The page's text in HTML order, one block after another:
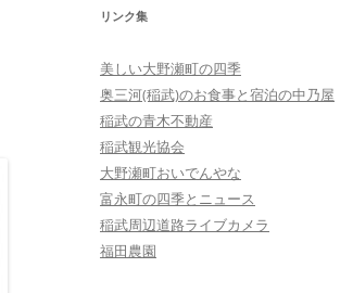
リンク集
美しい大野瀬町の四季
奥三河(稲武)のお食事と宿泊の中乃屋
稲武の青木不動産
稲武観光協会
大野瀬町おいでんやな
富永町の四季とニュース
稲武周辺道路ライブカメラ
福田農園